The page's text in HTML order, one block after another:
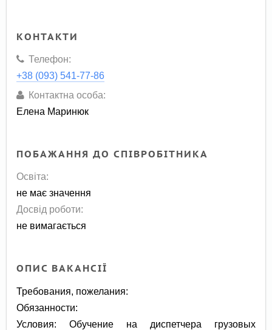
КОНТАКТИ
Телефон:
+38 (093) 541-77-86
Контактна особа:
Елена Маринюк
ПОБАЖАННЯ ДО СПІВРОБІТНИКА
Освіта:
не має значення
Досвід роботи:
не вимагається
ОПИС ВАКАНСІЇ
Требования, пожелания:
Обязанности:
Условия: Обучение на диспетчера грузовых